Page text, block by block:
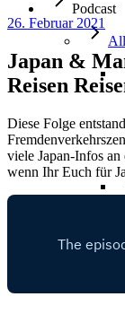
Podcast
26. Februar 2021
Japan &
Reisen
Diese Folge
viele Japan-Infos
wenn Ihr Euch für